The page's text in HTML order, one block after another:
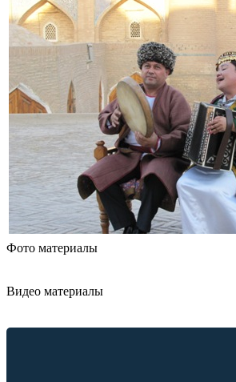
Фото материалы
Видео материалы